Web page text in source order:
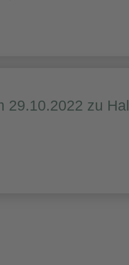
29.10.2022 zu